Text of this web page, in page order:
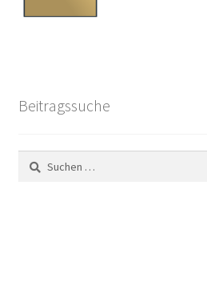
Beitragssuche
Suchen
nach: